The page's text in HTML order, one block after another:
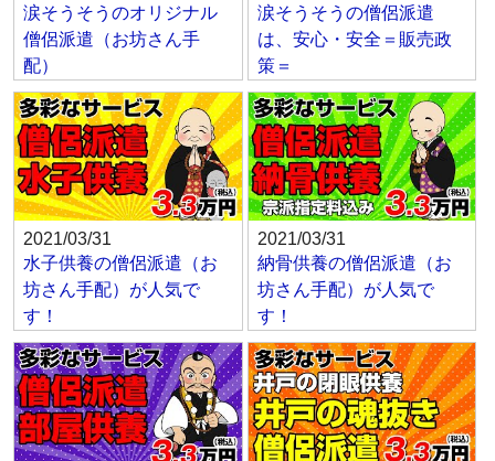
涙そうそうのオリジナル
僧侶派遣（お坊さん手
配）
涙そうそうの僧侶派遣
は、安心・安全＝販売政
策＝
2021/03/31
水子供養の僧侶派遣（お
坊さん手配）が人気で
す！
2021/03/31
納骨供養の僧侶派遣（お
坊さん手配）が人気で
す！